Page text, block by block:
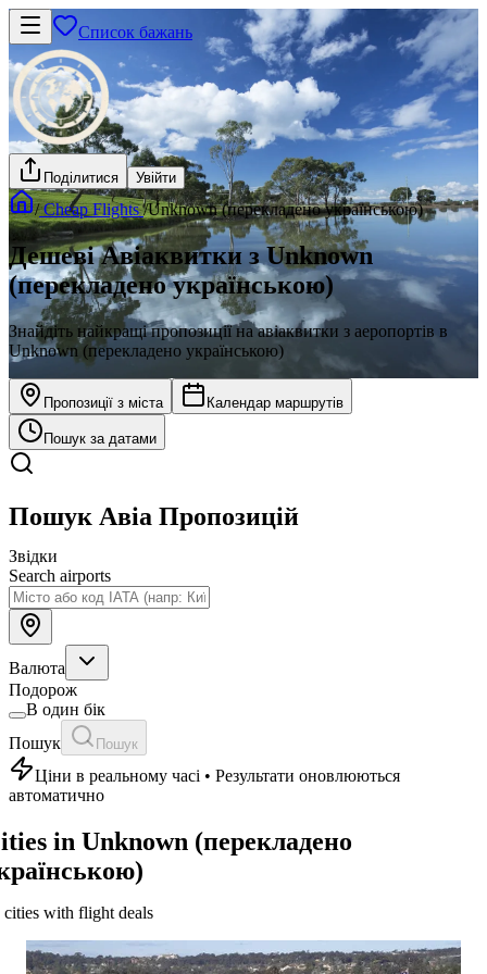
Список бажань
Поділитися Увійти
/Cheap Flights/Unknown (перекладено українською)
Дешеві Авіаквитки з Unknown
(перекладено українською)
Знайдіть найкращі пропозиції на авіаквитки з аеропортів в
Unknown (перекладено українською)
Пропозиції з міста Календар маршрутів
Пошук за датами
Пошук Авіа Пропозицій
Звідки
Search airports
Валюта
Подорож
В один бік
Пошук
Пошук
Ціни в реальному часі • Результати оновлюються
автоматично
in Unknown (перекладено
cities with flight deals